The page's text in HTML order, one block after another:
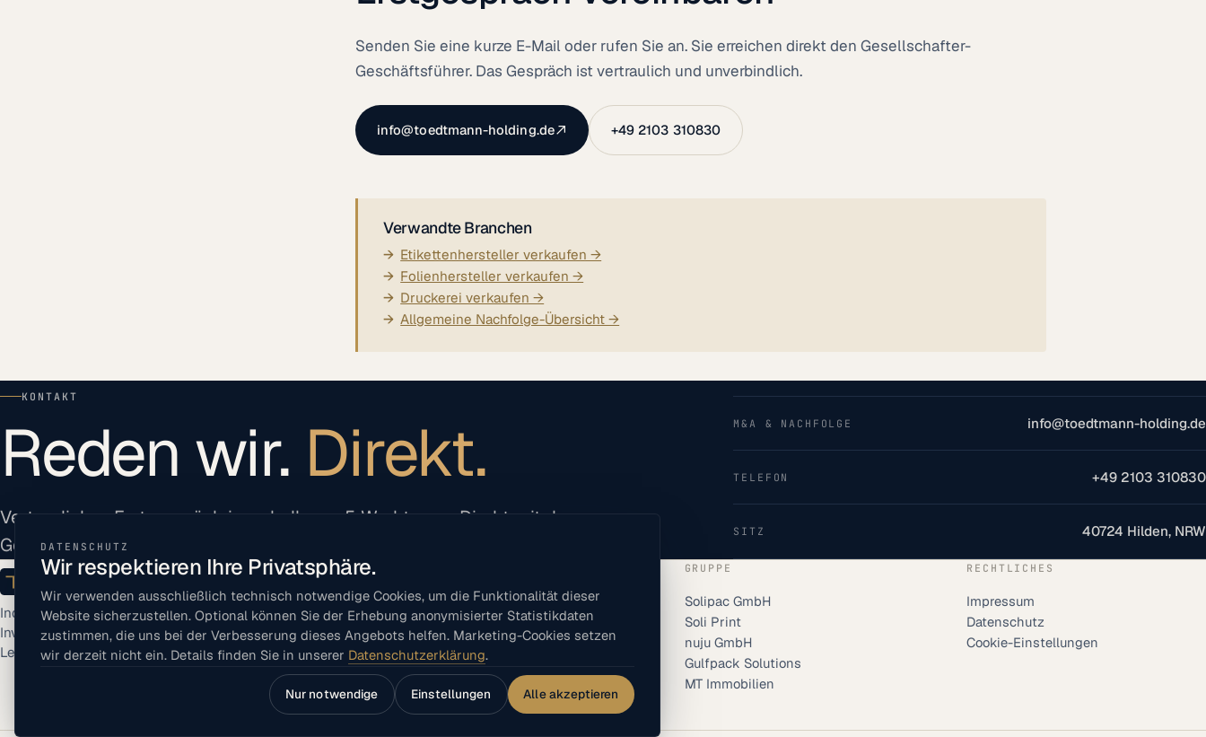
Senden Sie eine kurze E-Mail oder rufen Sie an. Sie erreichen direkt den Gesellschafter-
Geschäftsführer. Das Gespräch ist vertraulich und unverbindlich.
info@toedtmann-holding.de +49 2103 310830
Verwandte Branchen
Etikettenhersteller verkaufen →
Folienhersteller verkaufen →
Druckerei verkaufen →
Allgemeine Nachfolge-Übersicht →
KONTAKT
Reden wir. Direkt.
Vertrauliches Erstgespräch innerhalb von 5 Werktagen. Direkt mit dem
Gesellschafter-Geschäftsführer.
M&A & NACHFOLGE info@toedtmann-holding.de
TELEFON +49 2103 310830
SITZ 40724 Hilden, NRW
Tödtmann Holding GmbH
FAMILIENGEFÜHRT · SEIT 1962
Industrieller Käufer und Buy-and-Build-
Investor in der Verpackungs- und
Lebensmittelinfrastruktur.
Insolvenzverwalter
M&A-Berater
Restrukturierung
Nachfolge
GRUPPE
Solipac GmbH
Soli Print
nuju GmbH
Gulfpack Solutions
MT Immobilien
RECHTLICHES
Impressum
Datenschutz
Cookie-Einstellungen
DATENSCHUTZ
Wir respektieren Ihre Privatsphäre.
Wir verwenden ausschließlich technisch notwendige Cookies, um die Funktionalität dieser
Website sicherzustellen. Optional können Sie der Erhebung anonymisierter Statistikdaten
zustimmen, die uns bei der Verbesserung dieses Angebots helfen. Marketing-Cookies setzen
wir derzeit nicht ein. Details finden Sie in unserer Datenschutzerklärung.
Erforderlich für den Betrieb der Website (z. B. Speicherung der Cookie-Einwilligung). Kann nicht
Nur notwendige Einstellungen Alle akzeptieren